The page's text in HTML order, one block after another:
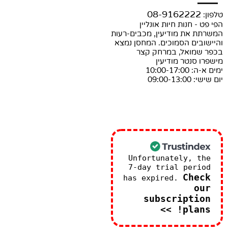
טלפון: 08-9162222
הפי פט - חנות חיות אונליין
המשרתת את מודיעין, מכבים-רעות
והיישובים הסמוכים. המחסן נמצא
בכפר שמואל, במרחק קצר
מישפרו סנטר מודיעין
ימים א-ה: 10:00-17:00
יום שישי: 09:00-13:00
Unfortunately, the
7-day trial period
has expired. Check
our
subscription
plans! >>